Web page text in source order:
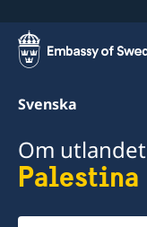
Svenska
Om utlandet
Palestina